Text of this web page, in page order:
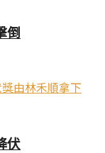
倒
伏